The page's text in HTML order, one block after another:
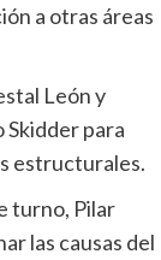
a otras áreas
León y
Skidder para
estructurales.
turno, Pilar
las causas del